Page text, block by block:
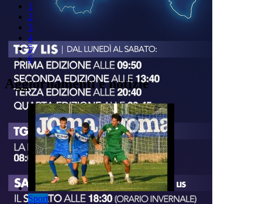
1
2
3
4
5
6
Aggiornamenti e notizie
Sport